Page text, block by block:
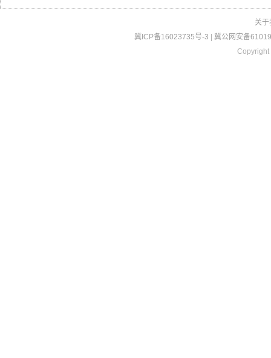
关于
冀ICP备16023735号-3
冀公网安备